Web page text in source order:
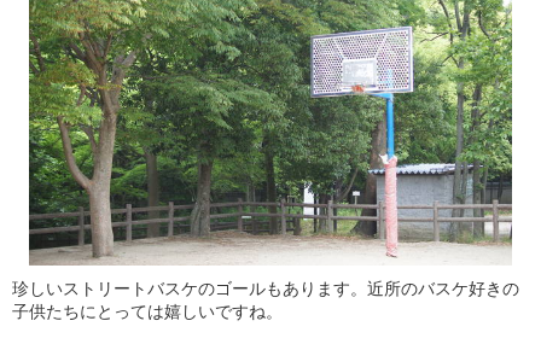
珍しいストリートバスケのゴールもあります。近所のバスケ好きの
子供たちにとっては嬉しいですね。